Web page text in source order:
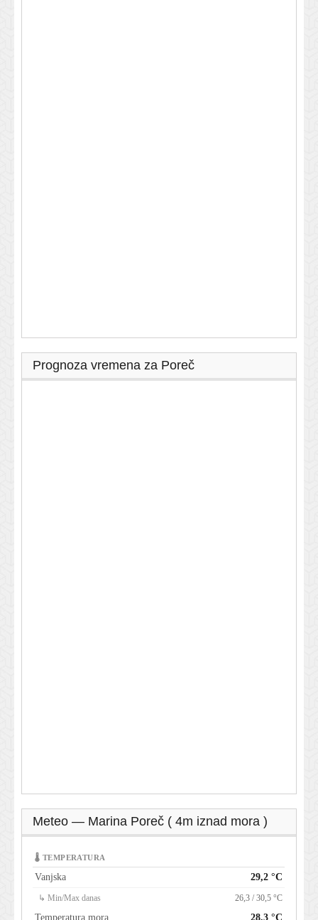
Prognoza vremena za Poreč
Meteo — Marina Poreč ( 4m iznad mora )
🌡 TEMPERATURA
Vanjska 29,2 °C
↳ Min/Max danas 26,3 / 30,5 °C
Temperatura mora 28,3 °C